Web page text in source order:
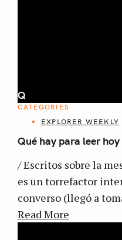
Q
CATEGORIES
EXPLORER WEEKLY
Qué hay para leer
/ Escritos sobre la
es un torrefactor
converso (llegó a
Read More